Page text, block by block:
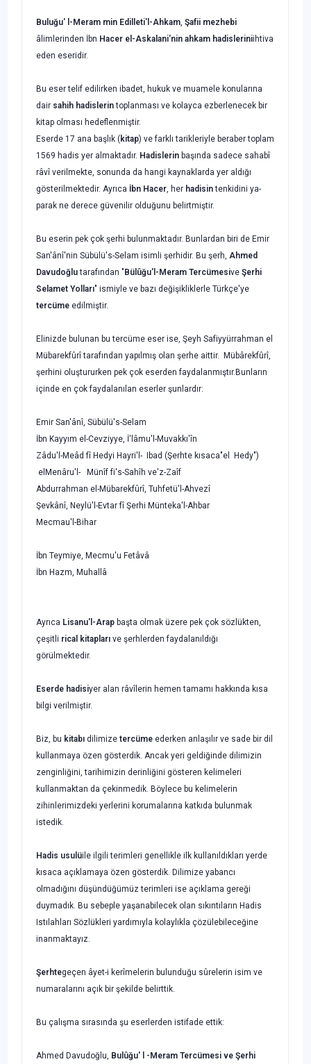
Buluğu' l-Meram min Edilleti'l-Ahkam, Şafii mezhebi
âlimlerinden İbn Hacer el-Askalani'nin ahkam hadisleriniihtiva
eden eseridir.
Bu eser telif edilirken ibadet, hukuk ve muamele konularına
dair sahih hadisle­rintoplanması ve kolayca ezberlenecek bir
kitap olması hedeflenmiştir.
Eserde 17 ana başlık (kitap) ve farklı tarikleriyle beraber toplam
1569 hadis yer almaktadır. Hadislerin başında sadece sahabî
râvî verilmekte, sonunda da hangi kaynaklarda yer aldığı
gösterilmektedir. Ayrıca İbn Hacer, her hadisintenkidini ya­
parak ne derece güvenilir olduğunu belirtmiştir.
Bu eserin pek çok şerhi bulunmaktadır. Bunlardan biri de Emir
San'ânî'nin Sübülü's-Selam isimli şerhidir. Bu şerh, Ahmed
Davudoğlutarafından "Bülûğu'l-Meram Tercümesive Şerhi
Selamet Yolları" ismiyle ve bazı değişikliklerle Türkçe'ye
tercüme edilmiştir.
Elinizde bulunan bu tercüme eser ise, Şeyh Safiyyürrahman el
Mübarekfûrî ta­rafından yapılmış olan şerhe aittir. Mübârekfûrî,
şerhini oluştururken pek çok eserden faydalanmıştır.Bunların
içinde en çok faydalanılan eserler şunlardır:
Emir San'ânî, Sübülü's-Selam
İbn Kayyım el-Cevziyye, İ'lâmu'l-Muvakkı'în
Zâdu'l-Meâd fî Hedyi Hayri'l- Ibad (Şerhte kısaca"el Hedy")
elMenâru'l- Münîf fi's-Sahîh ve'z-Zaîf
Abdurrahman el-Mübarekfûrî, Tuhfetü'l-Ahvezî
Şevkânî, Neylü'l-Evtar fî Şerhi Münteka'l-Ahbar
Mecmau'l-Bihar
İbn Teymiye, Mecmu'u Fetâvâ
İbn Hazm, Muhallâ
Ayrıca Lisanu'l-Arap başta olmak üzere pek çok sözlükten,
çeşitli rical kitapları ve şerhlerden faydalanıldığı
görülmektedir.
Eserde hadisiyer alan râvîlerin hemen tamamı hakkında kısa
bilgi verilmiştir.
Biz, bu kitabı dilimize tercüme ederken anlaşılır ve sade bir dil
kullanmaya özen gösterdik. Ancak yeri geldiğinde dilimizin
zenginliğini, tarihimizin derinliğini gösteren kelimeleri
kullanmaktan da çekinmedik. Böylece bu kelimelerin
zihinlerimizdeki yerlerini korumalarına katkıda bulunmak
istedik.
Hadis usulüile ilgili terimleri genellikle ilk kullanıldıkları yerde
kısaca açıkla­maya özen gösterdik. Dilimize yabancı
olmadığını düşündüğümüz terimleri ise açık­lama gereği
duymadık. Bu sebeple yaşanabilecek olan sıkıntıların Hadis
Istılahları Sözlükleri yardımıyla kolaylıkla çözülebileceğine
inanmaktayız.
Şerhtegeçen âyet-i kerîmelerin bulunduğu sûrelerin isim ve
numaralarını açık bir şekilde belirttik.
Bu çalışma sırasında şu eserlerden istifade ettik:
Ahmed Davudoğlu, Bulûğu' l -Meram Tercümesi ve Şerhi